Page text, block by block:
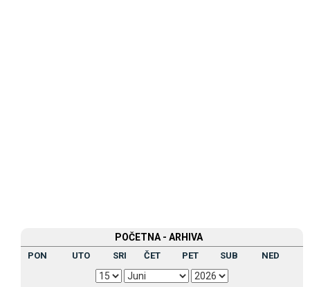
POČETNA - ARHIVA
PON UTO SRI ČET PET SUB NED